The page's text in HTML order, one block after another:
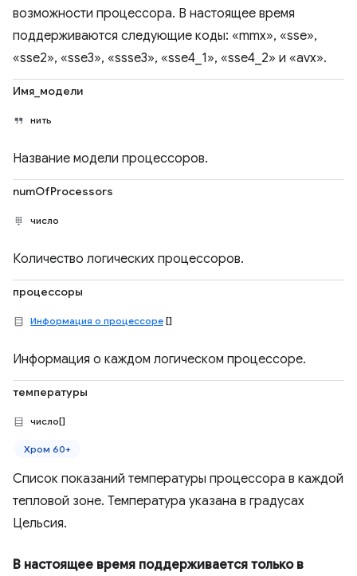
возможности процессора. В настоящее время
поддерживаются следующие коды: «mmx», «sse»,
«sse2», «sse3», «ssse3», «sse4_1», «sse4_2» и «avx».
Имя_модели
нить
Название модели процессоров.
numOfProcessors
число
Количество логических процессоров.
процессоры
Информация о процессоре []
Информация о каждом логическом процессоре.
температуры
число[]
Хром 60+
Список показаний температуры процессора в каждой
тепловой зоне. Температура указана в градусах
Цельсия.
В настоящее время поддерживается только в